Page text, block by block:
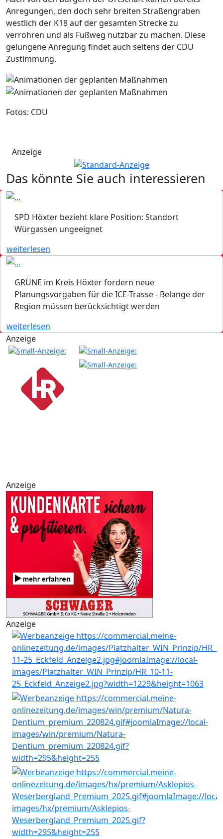
Anregungen, den doch sehr breiten Straßengraben
westlich der K18 auf der gesamten Strecke zu
verrohren und als Fußweg nutzbar zu machen. Diese
gelungene Anregung findet auch seitens der CDU
Zustimmung.
Fotos: CDU
Anzeige
Das könnte Sie auch interessieren
SPD Höxter bezieht klare Position: Standort
Würgassen ungeeignet
weiterlesen
GRÜNE im Kreis Höxter fordern neue
Planungsvorgaben für die ICE-Trasse - Belange der
Region müssen berücksichtigt werden
weiterlesen
Anzeige
Anzeige
Anzeige